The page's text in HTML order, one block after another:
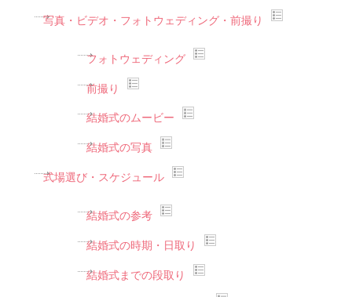
写真・ビデオ・フォトウェディング・前撮り
フォトウェディング
前撮り
結婚式のムービー
結婚式の写真
式場選び・スケジュール
結婚式の参考
結婚式の時期・日取り
結婚式までの段取り